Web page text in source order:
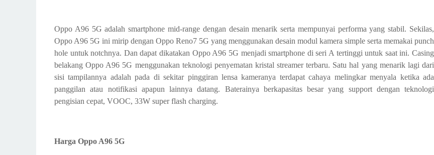
Oppo A96 5G adalah smartphone mid-range dengan desain menarik serta mempunyai performa yang stabil. Sekilas,
Oppo A96 5G ini mirip dengan Oppo Reno7 5G yang menggunakan desain modul kamera simple serta memakai punch
hole untuk notchnya. Dan dapat dikatakan Oppo A96 5G menjadi smartphone di seri A tertinggi untuk saat ini. Casing
belakang Oppo A96 5G menggunakan teknologi penyematan kristal streamer terbaru. Satu hal yang menarik lagi dari
sisi tampilannya adalah pada di sekitar pinggiran lensa kameranya terdapat cahaya melingkar menyala ketika ada
panggilan atau notifikasi apapun lainnya datang. Baterainya berkapasitas besar yang support dengan teknologi
pengisian cepat, VOOC, 33W super flash charging.
Harga Oppo A96 5G